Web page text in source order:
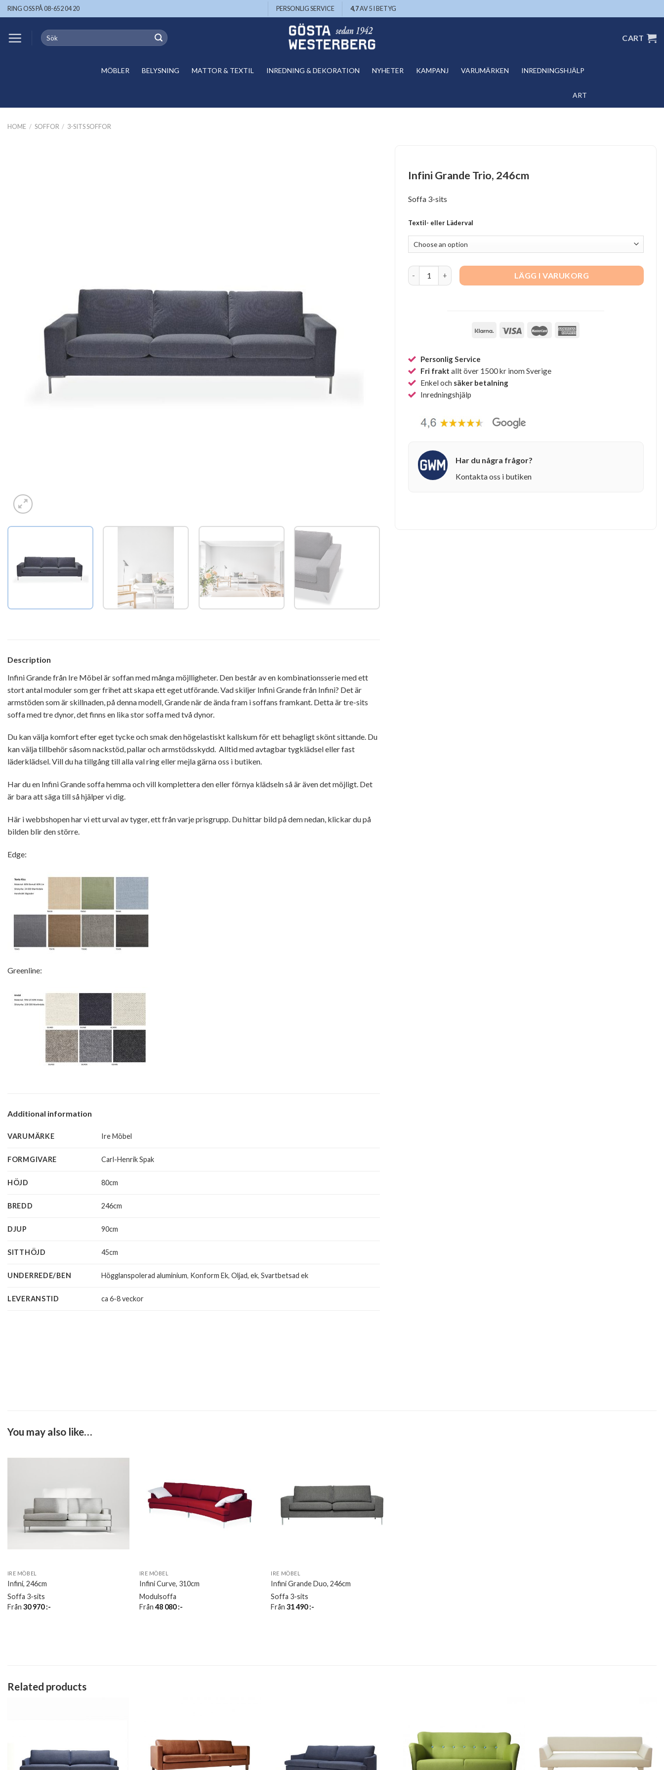
Skip
to
RING OSS PÅ 08-652 04 20 PERSONLIG SERVICE 4,7AV 5 I BETYG
Search
for:
CART
MÖBLER BELYSNING MATTOR & TEXTIL INREDNING & DEKORATION NYHETER KAMPANJ VARUMÄRKEN INREDNINGSHJÄLP
ART
HOME / SOFFOR / 3-SITS SOFFOR
Description
Infini Grande från Ire Möbel är soffan med många möjlligheter. Den består av en kombinationsserie med ett
stort antal moduler som ger frihet att skapa ett eget utförande. Vad skiljer Infini Grande från Infini? Det är
armstöden som är skillnaden, på denna modell, Grande när de ända fram i soffans framkant. Detta är tre-sits
soffa med tre dynor, det finns en lika stor soffa med två dynor.
Du kan välja komfort efter eget tycke och smak den högelastiskt kallskum för ett behagligt skönt sittande. Du
kan välja tillbehör såsom nackstöd, pallar och armstödsskydd. Alltid med avtagbar tygklädsel eller fast
läderklädsel. Vill du ha tillgång till alla val ring eller mejla gärna oss i butiken.
Har du en Infini Grande soffa hemma och vill komplettera den eller förnya klädseln så är även det möjligt. Det
är bara att säga till så hjälper vi dig.
Här i webbshopen har vi ett urval av tyger, ett från varje prisgrupp. Du hittar bild på dem nedan, klickar du på
bilden blir den större.
Edge:
Greenline:
Additional information
VARUMÄRKE Ire Möbel
FORMGIVARE Carl-Henrik Spak
HÖJD 80cm
BREDD 246cm
DJUP 90cm
SITTHÖJD 45cm
UNDERREDE/BEN Högglanspolerad aluminium, Konform Ek,Oljad, ek,Svartbetsad ek
LEVERANSTID ca 6-8 veckor
Infini Grande Trio, 246cm
Soffa 3-sits
Textil- eller Läderval
Infini Grande Trio, 246cm quantityLÄGG I VARUKORG
Personlig Service
Fri frakt allt över 1500 kr inom Sverige
Enkel och säker betalning
Inredningshjälp
Har du några frågor?
Kontakta oss i butiken
You may also like…
IRE MÖBEL
Infini, 246cm
Soffa 3-sits
Från 30 970:-
IRE MÖBEL
Infini Curve, 310cm
Modulsoffa
Från 48 080:-
IRE MÖBEL
Infini Grande Duo, 246cm
Soffa 3-sits
Från31 490:-
Related products